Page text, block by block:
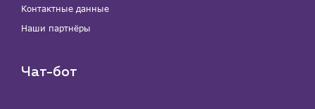
Контактные данные
Наши партнёры
Чат-бот